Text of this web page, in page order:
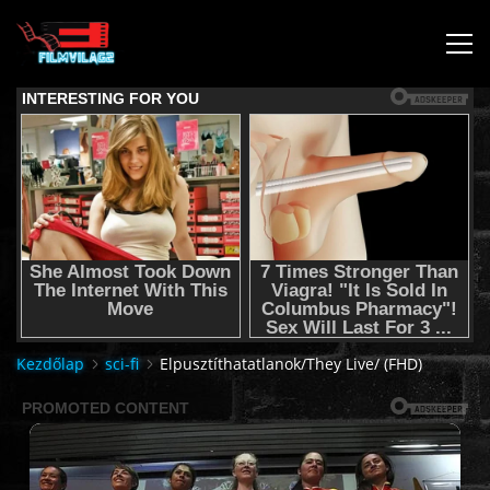
KEZDŐLAP
JOGI NYILATKOZAT,SEGÍTSÉG NYÚJTÁS,FELHASZNÁLÁSI
FELTÉTEL
AUDIO TRACK SWITCHING/HANGSÁV BEÁLLÍTÁSOK/
2K & 4K FILMEK
FILMEK (2026-OS)
Kezdőlap sci-fi Elpusztíthatatlanok/They Live/ (FHD)